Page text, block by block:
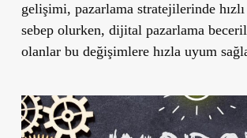
gelişimi, pazarlama stratejilerinde
sebep olurken, dijital pazarlama
olanlar bu değişimlere hızla uyum